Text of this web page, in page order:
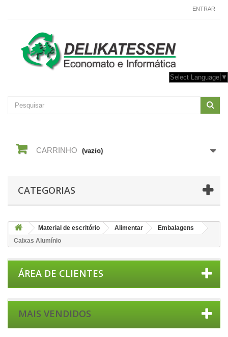
ENTRAR
Select Language ▼
CARRINHO (vazio)
CATEGORIAS
Material de escritório Alimentar
Embalagens
Caixas Alumínio
ÁREA DE CLIENTES
MAIS VENDIDOS